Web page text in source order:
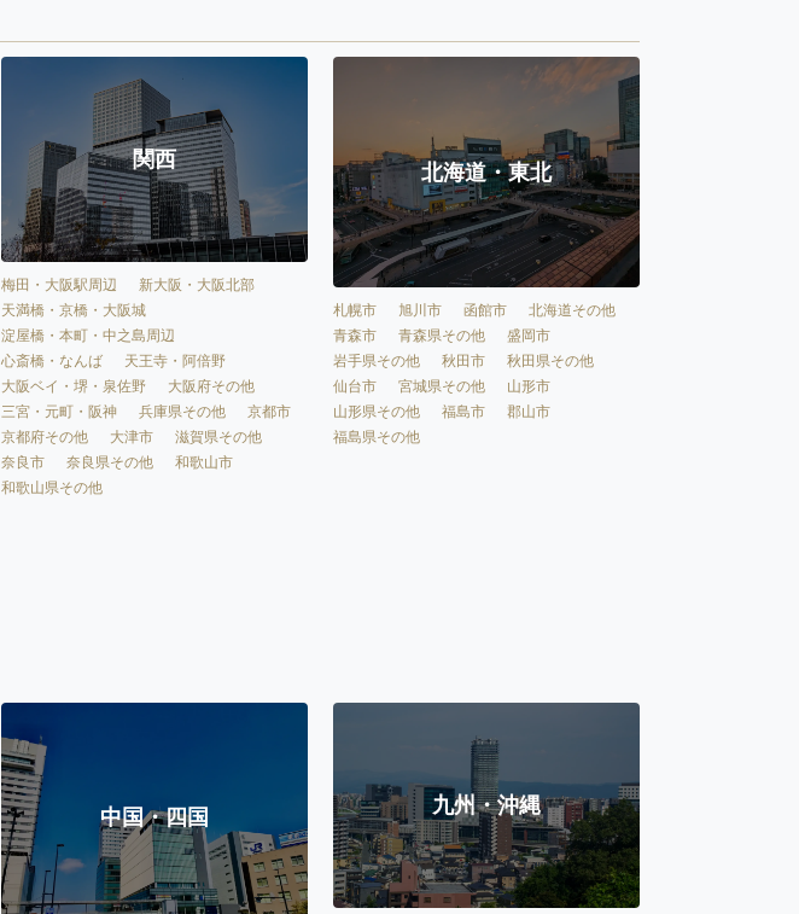
関西
梅田・大阪駅周辺
新大阪・大阪北部
天満橋・京橋・大阪城
淀屋橋・本町・中之島周辺
心斎橋・なんば
天王寺・阿倍野
大阪ベイ・堺・泉佐野
大阪府その他
三宮・元町・阪神
兵庫県その他
京都市
京都府その他
大津市
滋賀県その他
奈良市
奈良県その他
和歌山市
和歌山県その他
北海道・東北
札幌市 旭川市 函館市
北海道その他
青森市
青森県その他
盛岡市
岩手県その他
秋田市
秋田県その他
仙台市
宮城県その他
山形市
山形県その他
福島市
郡山市
福島県その他
中国・四国
九州・沖縄